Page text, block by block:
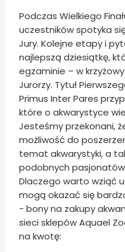
Podczas Wielkiego
uczestników spotyka
Jury. Kolejne etapy i
najlepszą dziesiątkę,
egzaminie – w
Jurorzy. Tytuł
Primus Inter Pares
które o akwarystyce
Jesteśmy przekonani,
możliwość do
temat akwarystyki, a
podobnych
Dlaczego warto wziąć
mogą okazać się
- bony na zakupy
sieci sklepów Aquael
na kwotę: